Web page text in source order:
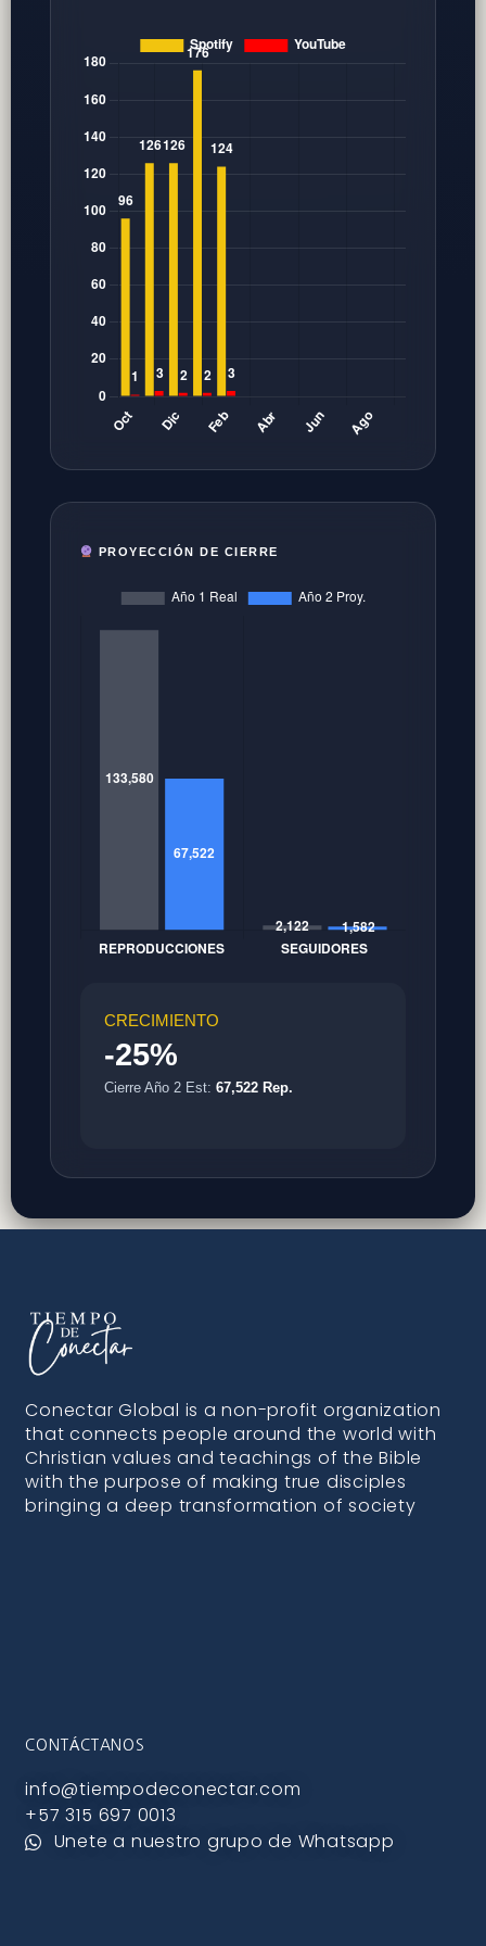
PROYECCIÓN DE CIERRE
CRECIMIENTO
-25%
Cierre Año 2 Est: 67,522 Rep.
Conectar Global is a non-profit organization
that connects people around the world with
Christian values and teachings of the Bible
with the purpose of making true disciples
bringing a deep transformation of society
CONTÁCTANOS
info@tiempodeconectar.com
+57 315 697 0013
Unete a nuestro grupo de Whatsapp